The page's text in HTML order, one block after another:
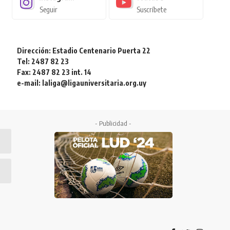
Seguir Suscríbete
Dirección: Estadio Centenario Puerta 22
Tel: 2487 82 23
Fax: 2487 82 23 int. 14
e-mail: laliga@ligauniversitaria.org.uy
- Publicidad -